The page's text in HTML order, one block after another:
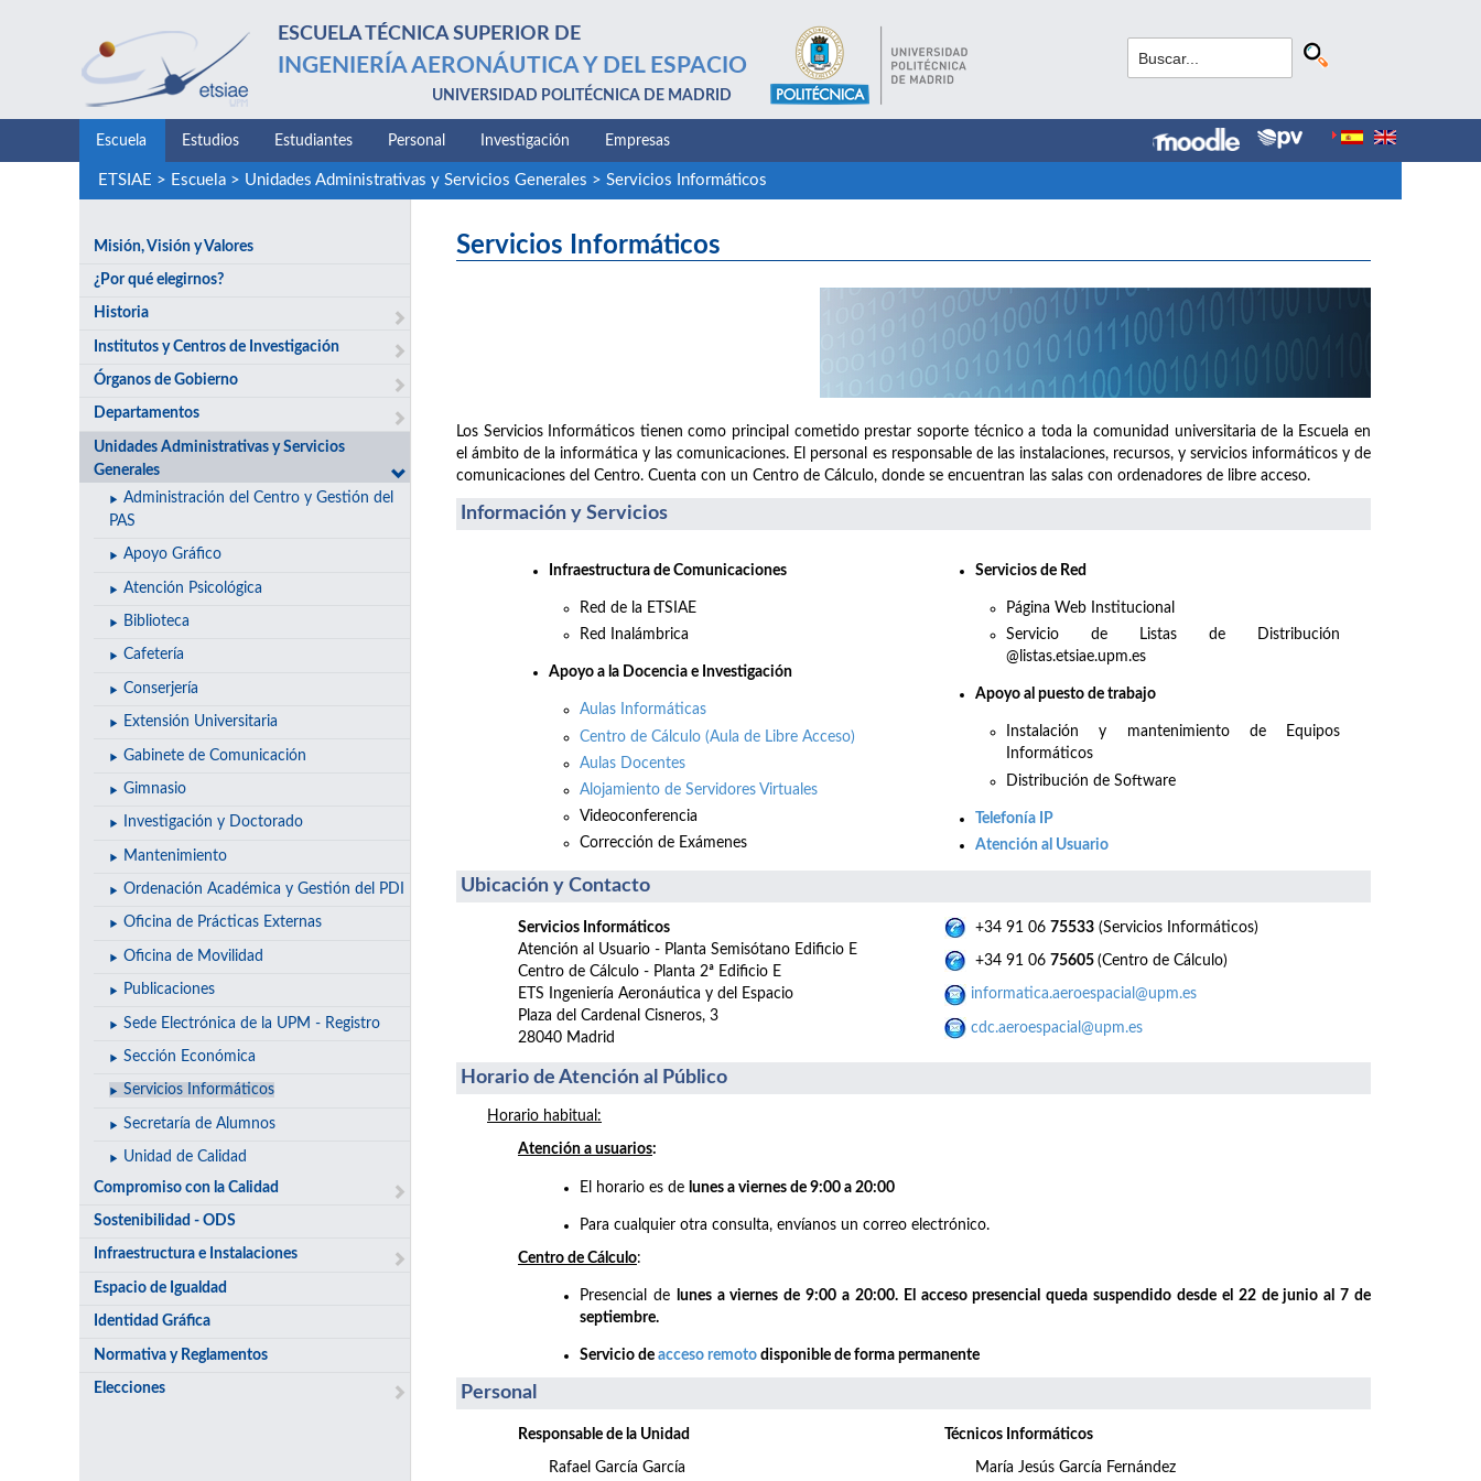
ESCUELA TÉCNICA SUPERIOR DE
INGENIERÍA AERONÁUTICA Y DEL ESPACIO
UNIVERSIDAD POLITÉCNICA DE MADRID
Escuela Estudios Estudiantes Personal Investigación Empresas
ETSIAE > Escuela> Unidades Administrativas y Servicios Generales > Servicios Informáticos
Misión, Visión y Valores
¿Por qué elegirnos?
Historia
Institutos y Centros de Investigación
Órganos de Gobierno
Departamentos
Unidades Administrativas y Servicios
Generales
Administración del Centro y Gestión del
PAS
Apoyo Gráfico
Atención Psicológica
Biblioteca
Cafetería
Conserjería
Extensión Universitaria
Gabinete de Comunicación
Gimnasio
Investigación y Doctorado
Mantenimiento
Ordenación Académica y Gestión del PDI
Oficina de Prácticas Externas
Oficina de Movilidad
Publicaciones
Sede Electrónica de la UPM - Registro
Sección Económica
Servicios Informáticos
Secretaría de Alumnos
Unidad de Calidad
Compromiso con la Calidad
Sostenibilidad - ODS
Infraestructura e Instalaciones
Espacio de Igualdad
Identidad Gráfica
Normativa y Reglamentos
Elecciones
Servicios Informáticos
Los Servicios Informáticos tienen como principal cometido prestar soporte técnico a toda la comunidad universitaria de la Escuela en
el ámbito de la informática y las comunicaciones. El personal es responsable de las instalaciones, recursos, y servicios informáticos y de
comunicaciones del Centro. Cuenta con un Centro de Cálculo, donde se encuentran las salas con ordenadores de libre acceso.
Información y Servicios
Infraestructura de Comunicaciones
Red de la ETSIAE
Red Inalámbrica
Apoyo a la Docencia e Investigación
Aulas Informáticas
Centro de Cálculo (Aula de Libre Acceso)
Aulas Docentes
Alojamiento de Servidores Virtuales
Videoconferencia
Corrección de Exámenes
Servicios de Red
Página Web Institucional
Servicio de Listas de Distribución
@listas.etsiae.upm.es
Apoyo al puesto de trabajo
Instalación y mantenimiento de Equipos
Informáticos
Distribución de Software
Telefonía IP
Atención al Usuario
Ubicación y Contacto
Servicios Informáticos
Atención al Usuario - Planta Semisótano Edificio E
Centro de Cálculo - Planta 2ª Edificio E
ETS Ingeniería Aeronáutica y del Espacio
Plaza del Cardenal Cisneros, 3
28040 Madrid
+34 91 06 75533 (Servicios Informáticos)
+34 91 06 75605 (Centro de Cálculo)
informatica.aeroespacial@upm.es
cdc.aeroespacial@upm.es
Horario de Atención al Público
Horario habitual:
Atención a usuarios:
El horario es de lunes a viernes de 9:00 a 20:00
Para cualquier otra consulta, envíanos un correo electrónico.
Centro de Cálculo:
Presencial de
lunes a viernes de 9:00 a 20:00. El acceso presencial queda suspendido desde el 22 de junio al 7 de
septiembre.
Servicio de acceso remoto disponible de forma permanente
Personal
Responsable de la Unidad
Rafael García García
Técnicos Informáticos
María Jesús García Fernández